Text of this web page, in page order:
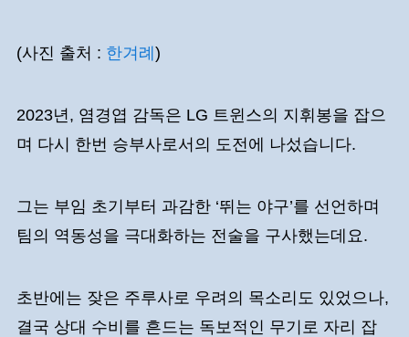
(사진 출처 : 한겨례 )
2023년, 염경엽 감독은 LG 트윈스의 지휘봉을 잡으
며 다시 한번 승부사로서의 도전에 나섰습니다.
그는 부임 초기부터 과감한 ‘뛰는 야구’를 선언하며
팀의 역동성을 극대화하는 전술을 구사했는데요.
초반에는 잦은 주루사로 우려의 목소리도 있었으나,
결국 상대 수비를 흔드는 독보적인 무기로 자리 잡